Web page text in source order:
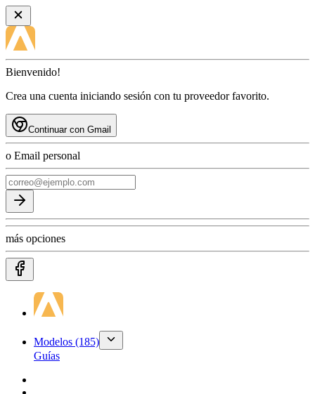
Bienvenido!
Crea una cuenta iniciando sesión con tu proveedor favorito.
Continuar con Gmail
o Email personal
más opciones
Modelos (185)
Guías